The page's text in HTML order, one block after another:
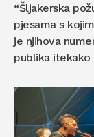
“Šljakerska
pjesama s
je njihova
publika